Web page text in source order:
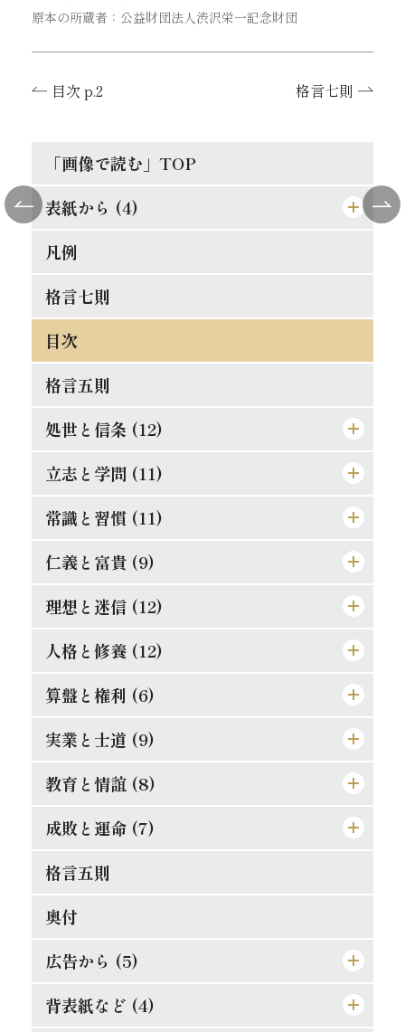
原本の所蔵者：公益財団法人渋沢栄一記念財団
目次 p.2 格言七則
「画像で読む」TOP
表紙から (4)
[表紙]
[表見返し]
[遊び紙]
[扉]
凡例
格言七則
目次
格言五則
処世と信条 (12)
論語と算盤は甚だ遠くして甚だ近いもの
士魂商才
天は人を罰せず
人物の観察法
論語は万人共通の実用的教訓
得意時代と失意時代
[格言]
立志と学問 (11)
精神老衰の予防法
現在に働け
大正維新の覚悟
秀吉の長所と短所
自ら箸を取れ
[格言]
常識と習慣 (11)
常識とは如何なるものか
口は禍福の門なり
悪んで其の美を知れ
習慣の感染性と伝播力
偉き人と完き人
[格言]
仁義と富貴 (9)
真正の利殖法
効力の有無は其人に在り
孔夫子の貨殖富貴観
防貧の第一要義
罪は金銭にあらず
理想と迷信 (12)
道理ある希望を持て
この熱誠を要す
道徳は進化すべきか
斯の如き矛盾を根絶すべし
人生観の両面
人格と修養 (12)
楽翁公の幼時
人格の標準は如何
誤解され易き元気
二宮尊徳と西郷隆盛
修養は理論ではない
算盤と権利 (6)
仁に当つては師に譲らず
金門公園の掛札
唯王道あるのみ
競争の善意と悪意
合理的の経営
実業と士道 (9)
武士道は即ち実業道なり
文明人の貪戻
相愛忠恕の道を以て交はるべし
天然の抵抗を征服せよ
摸倣時代に別れよ
教育と情誼 (8)
孝は強ふべきものに非ず
現代教育の得失
偉人と其の母
其罪果して孰れに在りや
理論より実際
成敗と運命 (7)
それ唯忠恕のみ
失敗らしき成功
人事を尽して天命を待て
湖畔の感慨
格言五則
奥付
広告から (5)
東亜堂出版図書特約売捌店
背表紙など (4)